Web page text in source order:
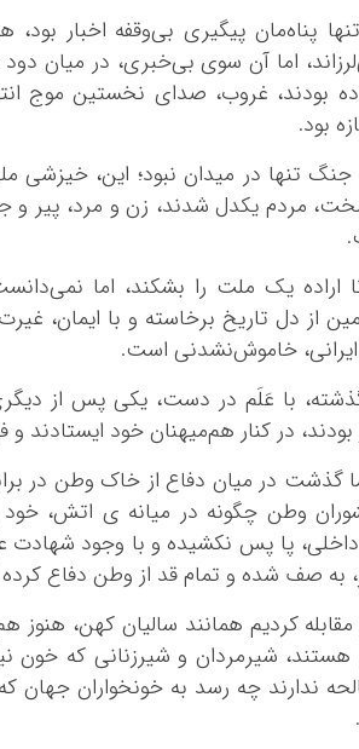
پناه‌مان پیگیری بی‌وقفه اخبار
اما آن سوی بی‌خبری، در میان
بودند، غروب، صدای نخستین موج
بود.
جنگ تنها در میدان نبود؛ این،
مردم یکدل شدند، زن و مرد، پیر و
اراده یک ملت را بشکند، اما
از دل تاریخ برخاسته و با ایمان،
خاموش‌نشدنی است.
با عَلَم در دست، یکی پس از
در کنار هم‌میهنان خود ایستادند
بر ما گذشت در میان دفاع از خاک وطن
وطن چگونه در میانه ی اتش، خود
پا پس نکشیده و با وجود شهادت
به صف شده و تمام قد از وطن دفاع کرده
کردیم همانند سالیان کهن، هنوز
شیرمردان و شیرزنانی که خون
ندارند چه رسد به خونخواران جهان